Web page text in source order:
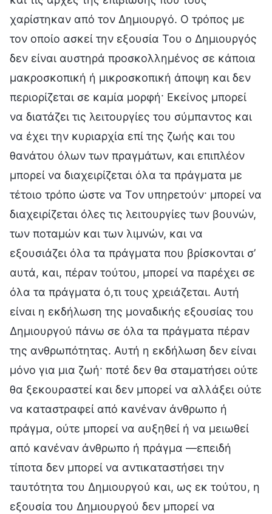
χαρίστηκαν από τον Δημιουργό. Ο τρόπος με
τον οποίο ασκεί την εξουσία Του ο Δημιουργός
δεν είναι αυστηρά προσκολλημένος σε κάποια
μακροσκοπική ή μικροσκοπική άποψη και δεν
περιορίζεται σε καμία μορφή· Εκείνος μπορεί
να διατάζει τις λειτουργίες του σύμπαντος και
να έχει την κυριαρχία επί της ζωής και του
θανάτου όλων των πραγμάτων, και επιπλέον
μπορεί να διαχειρίζεται όλα τα πράγματα με
τέτοιο τρόπο ώστε να Τον υπηρετούν· μπορεί να
διαχειρίζεται όλες τις λειτουργίες των βουνών,
των ποταμών και των λιμνών, και να
εξουσιάζει όλα τα πράγματα που βρίσκονται σ’
αυτά, και, πέραν τούτου, μπορεί να παρέχει σε
όλα τα πράγματα ό,τι τους χρειάζεται. Αυτή
είναι η εκδήλωση της μοναδικής εξουσίας του
Δημιουργού πάνω σε όλα τα πράγματα πέραν
της ανθρωπότητας. Αυτή η εκδήλωση δεν είναι
μόνο για μια ζωή· ποτέ δεν θα σταματήσει ούτε
θα ξεκουραστεί και δεν μπορεί να αλλάξει ούτε
να καταστραφεί από κανέναν άνθρωπο ή
πράγμα, ούτε μπορεί να αυξηθεί ή να μειωθεί
από κανέναν άνθρωπο ή πράγμα —επειδή
τίποτα δεν μπορεί να αντικαταστήσει την
ταυτότητα του Δημιουργού και, ως εκ τούτου, η
εξουσία του Δημιουργού δεν μπορεί να